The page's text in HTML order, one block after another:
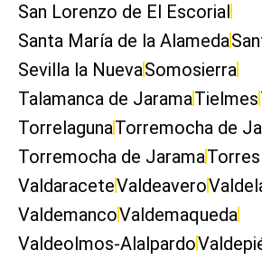
San Lorenzo de El Escorial
Santa María de la Alameda
Sevilla la NuevaSomosierra
Talamanca de JaramaTielmes
TorrelagunaTorremocha de
Torremocha de Jarama
ValdaraceteValdeavero
ValdemancoValdemaqueda
Valdeolmos-Alalpardo